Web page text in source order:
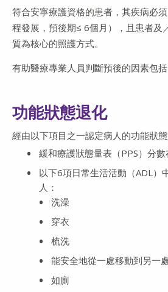
符合安寧療護資格的患者，其疾病必
程發展，預後期≤ 6個月），且患者及
質為核心的照護方式。
有助醫療專業人員判斷預後的因素包括
功能狀態退化
經由以下項目之一認定病人的功能狀態
緩和療護狀態量表（PPS）分
以下6項日常生活活動（ADL）
人：
洗澡
穿衣
梳洗
能安全地從一處移動到另一
如廁